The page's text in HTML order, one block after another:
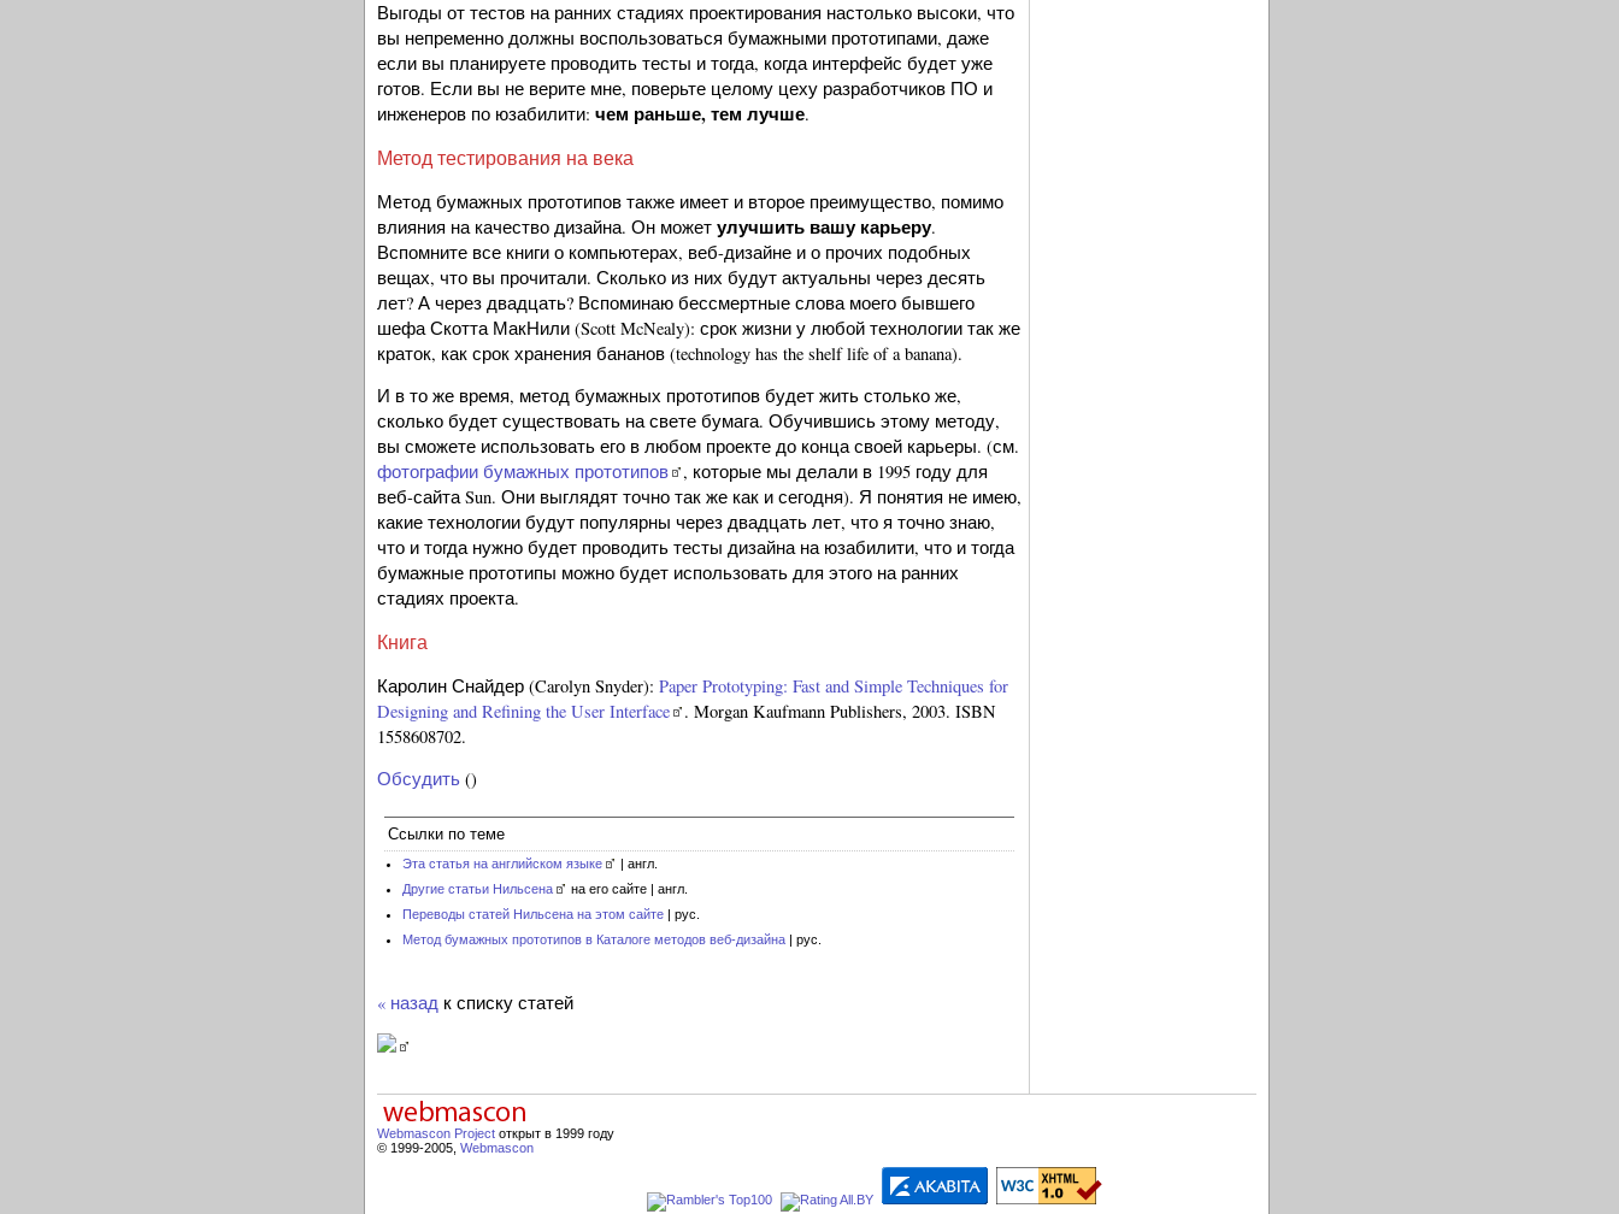
Выгоды от тестов на ранних стадиях проектирования настолько высоки, что
вы непременно должны воспользоваться бумажными прототипами, даже
если вы планируете проводить тесты и тогда, когда интерфейс будет уже
готов. Если вы не верите мне, поверьте целому цеху разработчиков ПО и
инженеров по юзабилити: чем раньше, тем лучше.
Метод тестирования на века
Метод бумажных прототипов также имеет и второе преимущество, помимо
влияния на качество дизайна. Он может улучшить вашу карьеру.
Вспомните все книги о компьютерах, веб-дизайне и о прочих подобных
вещах, что вы прочитали. Сколько из них будут актуальны через десять
лет? А через двадцать? Вспоминаю бессмертные слова моего бывшего
шефа Скотта МакНили (Scott McNealy): срок жизни у любой технологии так же
краток, как срок хранения бананов (technology has the shelf life of a banana).
И в то же время, метод бумажных прототипов будет жить столько же,
сколько будет существовать на свете бумага. Обучившись этому методу,
вы сможете использовать его в любом проекте до конца своей карьеры. (см.
фотографии бумажных прототипов
, которые мы делали в 1995 году для
веб-сайта Sun. Они выглядят точно так же как и сегодня). Я понятия не имею,
какие технологии будут популярны через двадцать лет, что я точно знаю,
что и тогда нужно будет проводить тесты дизайна на юзабилити, что и тогда
бумажные прототипы можно будет использовать для этого на ранних
стадиях проекта.
Книга
Каролин Снайдер (Carolyn Snyder): Paper Prototyping: Fast and Simple Techniques for
Designing and Refining the User Interface
. Morgan Kaufmann Publishers, 2003. ISBN
1558608702.
Обсудить ()
Ссылки по теме
Эта статья на английском языке
| англ.
Другие статьи Нильсена
на его сайте | англ.
Переводы статей Нильсена на этом сайте | рус.
Метод бумажных прототипов в Каталоге методов веб-дизайна | рус.
« назад к списку статей
Webmascon Project открыт в 1999 году
© 1999-2005, Webmascon